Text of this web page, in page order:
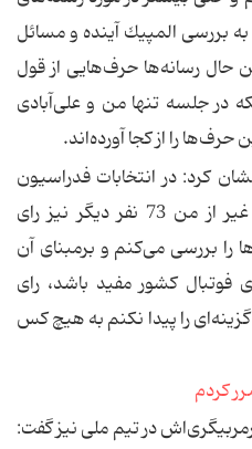
بررسی المپیك آینده و مسائل
حال رسانه‌ها حرف‌هایی از قول
در جلسه تنها من و علی‌آبادی
را از كجا آورده‌اند.
كرد: در انتخابات فدراسیون
فوتبال تنها یك رای دارم و به غیر از من 73 نفر دیگر نیز رای
را بررسی می‌كنم و برمبنای آن
فوتبال كشور مفید باشد، رای
را پیدا نكنم به هیچ كس
در تیم ملی نیز گفت: